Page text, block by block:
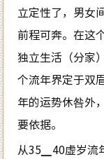
立定性了，男女
前程可奔。在这
独立生活（分家
个流年界定于双
年的运势休咎外
要依据。
从35▁40虚岁流